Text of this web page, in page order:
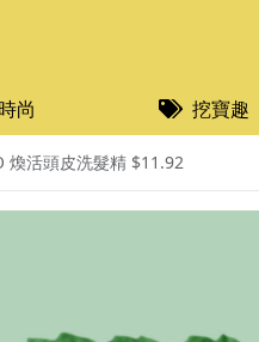
尚 挖寶趣
煥活頭皮洗髮精 $11.92